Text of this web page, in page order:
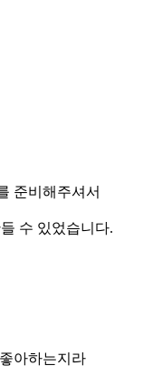
준비해주셔서
수 있었습니다.
좋아하는지라